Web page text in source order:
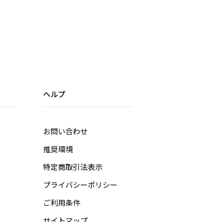
ヘルプ
お問い合わせ
推奨環境
特定商取引法表示
プライバシーポリシー
ご利用条件